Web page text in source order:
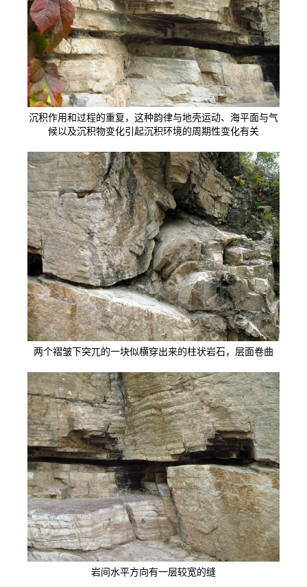
沉积作用和过程的重复，这种韵律与地壳运动、海平面与气
候以及沉积物变化引起沉积环境的周期性变化有关
两个褶皱下突兀的一块似横穿出来的柱状岩石，层面卷曲
岩间水平方向有一层较宽的缝